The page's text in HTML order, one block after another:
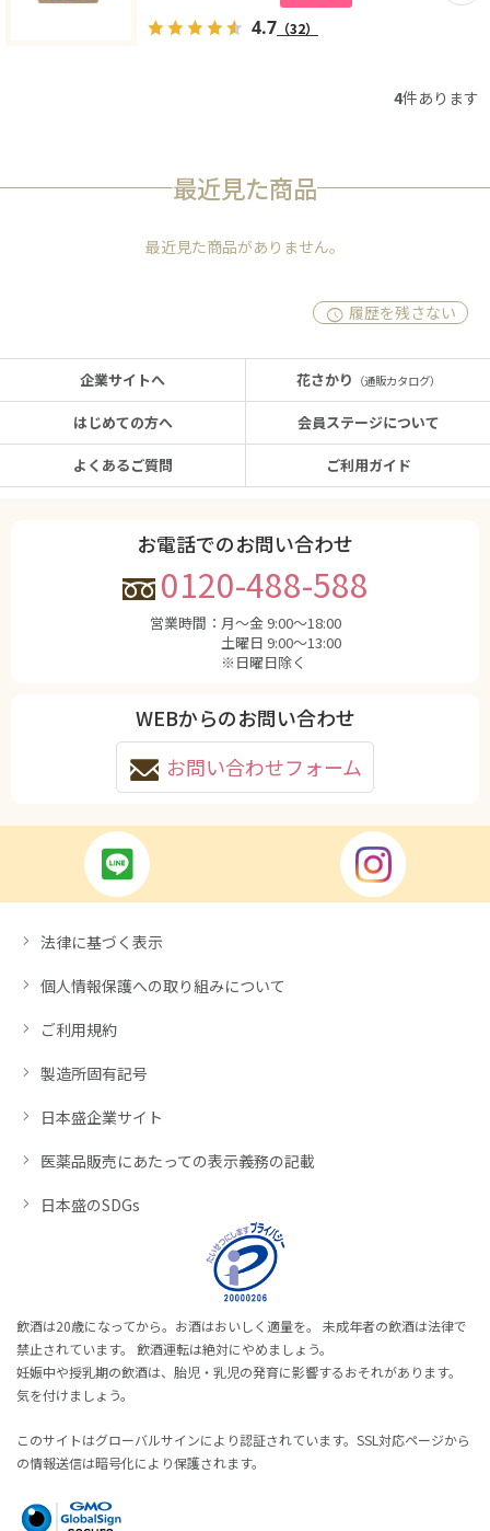
4.7 （32）
4件あります
最近見た商品
最近見た商品がありません。
履歴を残さない
企業サイトへ
はじめての方へ
よくあるご質問
花さかり （通販カタログ）
会員ステージについて
ご利用ガイド
お電話でのお問い合わせ
0120-488-588
営業時間： 月〜金 9:00〜18:00
土曜日 9:00〜13:00
※日曜日除く
WEBからのお問い合わせ
お問い合わせフォーム
法律に基づく表示
個人情報保護への取り組みについて
ご利用規約
製造所固有記号
日本盛企業サイト
医薬品販売にあたっての表示義務の記載
日本盛のSDGs
飲酒は20歳になってから。お酒はおいしく適量を。 未成年者の飲酒は法律で
禁止されています。 飲酒運転は絶対にやめましょう。
妊娠中や授乳期の飲酒は、胎児・乳児の発育に影響するおそれがあります。
気を付けましょう。
このサイトはグローバルサインにより認証されています。SSL対応ページから
の情報送信は暗号化により保護されます。